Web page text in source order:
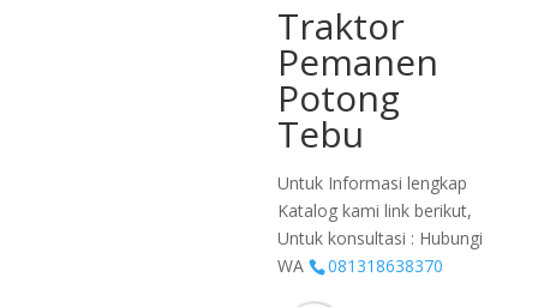
Traktor
Pemanen
Potong
Tebu
Untuk Informasi lengkap
Katalog kami link berikut,
Untuk konsultasi : Hubungi
WA
081318638370